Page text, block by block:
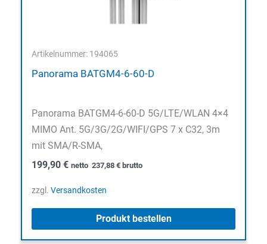
Artikelnummer: 194065
Panorama BATGM4-6-60-D
Panorama BATGM4-6-60-D 5G/LTE/WLAN 4×4
MIMO Ant. 5G/3G/2G/WIFI/GPS 7 x C32, 3m
mit SMA/R-SMA,
199,90 € netto 237,88 € brutto
zzgl. Versandkosten
Produkt bestellen